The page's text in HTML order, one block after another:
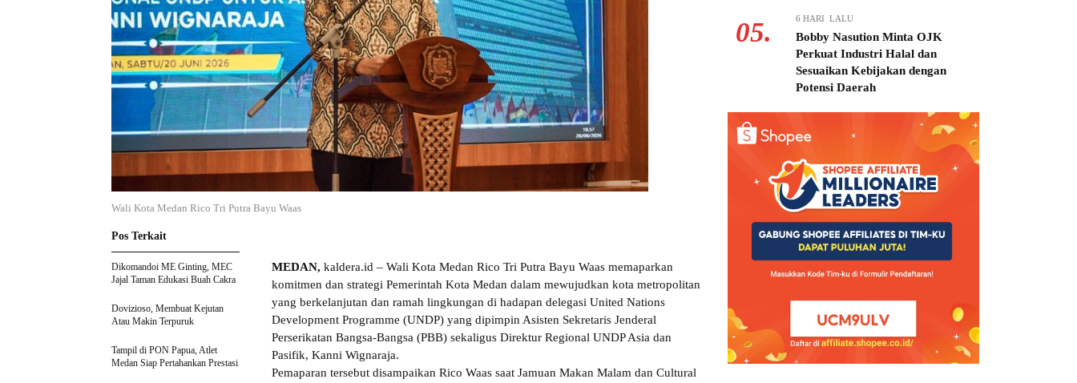
Wali Kota Medan Rico Tri Putra Bayu Waas
MEDAN, kaldera.id – Wali Kota Medan Rico Tri Putra Bayu Waas memaparkan
komitmen dan strategi Pemerintah Kota Medan dalam mewujudkan kota metropolitan
yang berkelanjutan dan ramah lingkungan di hadapan delegasi United Nations
Development Programme (UNDP) yang dipimpin Asisten Sekretaris Jenderal
Perserikatan Bangsa-Bangsa (PBB) sekaligus Direktur Regional UNDP Asia dan
Pasifik, Kanni Wignaraja.
Pemaparan tersebut disampaikan Rico Waas saat Jamuan Makan Malam dan Cultural
Pos Terkait
Dikomandoi ME Ginting, MEC
Jajal Taman Edukasi Buah Cakra
Dovizioso, Membuat Kejutan
Atau Makin Terpuruk
Tampil di PON Papua, Atlet
Medan Siap Pertahankan Prestasi
05. 6 HARI LALU
Bobby Nasution Minta OJK
Perkuat Industri Halal dan
Sesuaikan Kebijakan dengan
Potensi Daerah